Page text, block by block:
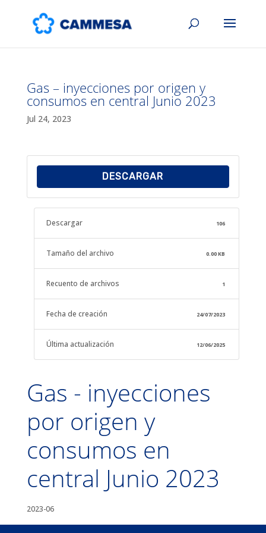
Gas – inyecciones por origen y
consumos en central Junio 2023
Jul 24, 2023
DESCARGAR
Descargar 106
Tamaño del archivo 0.00 KB
Recuento de archivos 1
Fecha de creación 24/07/2023
Última actualización 12/06/2025
Gas - inyecciones
por origen y
consumos en
central Junio 2023
2023-06